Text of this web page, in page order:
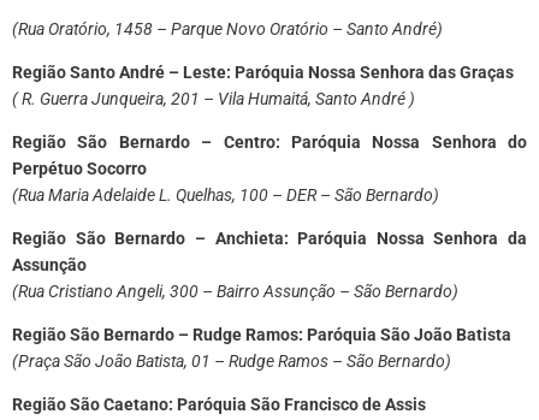
(Rua Oratório, 1458 – Parque Novo Oratório – Santo André)
Região Santo André – Leste: Paróquia Nossa Senhora das Graças
(R. Guerra Junqueira, 201 – Vila Humaitá, Santo André )
Região São Bernardo – Centro: Paróquia Nossa Senhora do
Perpétuo Socorro
(Rua Maria Adelaide L. Quelhas, 100 – DER – São Bernardo)
Região São Bernardo – Anchieta: Paróquia Nossa Senhora da
Assunção
(Rua Cristiano Angeli, 300 – Bairro Assunção – São Bernardo)
Região São Bernardo – Rudge Ramos: Paróquia São João Batista
(Praça São João Batista, 01 – Rudge Ramos – São Bernardo)
Região São Caetano: Paróquia São Francisco de Assis